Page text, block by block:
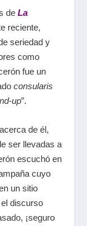
de La
reciente,
seriedad y
como
fue un
consularis
up”.
de él,
ser llevadas a
escuchó en
cuyo
un sitio
discurso
¡seguro